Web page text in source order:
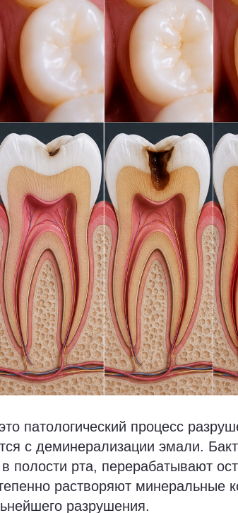
патологический процесс
с деминерализации эмали.
полости рта, перерабатывают
растворяют минеральные
разрушения.